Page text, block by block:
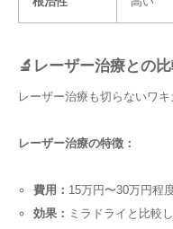
🔬レーザー治療との
レーザー治療も切らないワ
レーザー治療の特徴：
費用： 15万円〜30万円程
効果： ミラドライと比較